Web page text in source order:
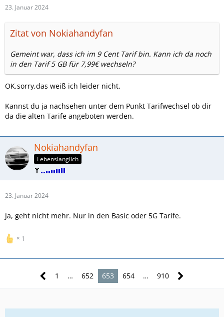
23. Januar 2024
Zitat von Nokiahandyfan
Gemeint war, dass ich im 9 Cent Tarif bin. Kann ich da noch
in den Tarif 5 GB für 7,99€ wechseln?
OK,sorry,das weiß ich leider nicht.
Kannst du ja nachsehen unter dem Punkt Tarifwechsel ob dir
da die alten Tarife angeboten werden.
Nokiahandyfan
Lebenslänglich
23. Januar 2024
Ja, geht nicht mehr. Nur in den Basic oder 5G Tarife.
1
1 … 652 653 654 … 910